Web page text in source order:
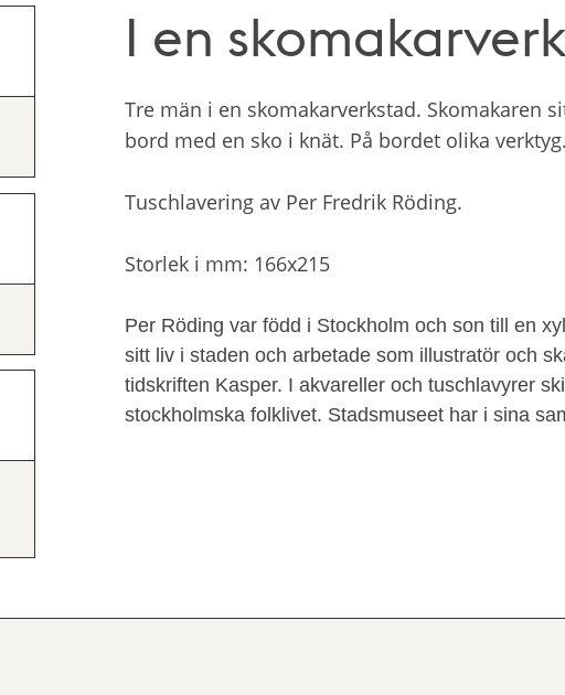
I en
Tre män i en skomakarverkstad. Skomakaren
bord med en sko i knät. På bordet olika verktyg.
Tuschlavering av Per Fredrik Röding.
Storlek i mm: 166x215
Per Röding var född i Stockholm och son till en
sitt liv i staden och arbetade som illustratör och
tidskriften Kasper. I akvareller och tuschlavyrer
stockholmska folklivet. Stadsmuseet har i sina